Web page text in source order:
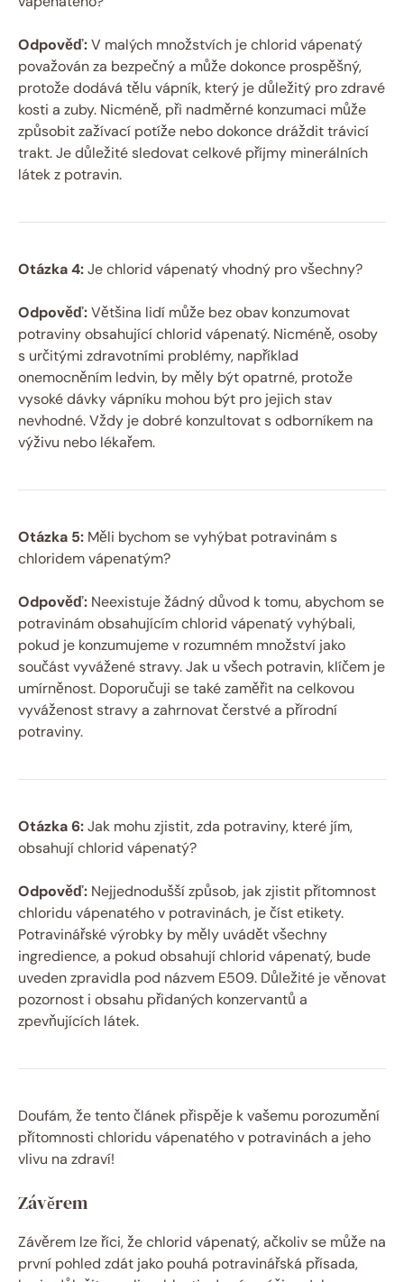
Odpověď:V malých množstvích je chlorid vápenatý
považován za bezpečný a může dokonce prospěšný,
protože dodává tělu vápník, který je důležitý pro zdravé
kosti a zuby. Nicméně, při nadměrné konzumaci může
způsobit zažívací potíže nebo dokonce dráždit trávicí
trakt. Je důležité sledovat celkové příjmy minerálních
látek z potravin.
Otázka 4:Je chlorid vápenatý vhodný pro všechny?
Odpověď:Většina lidí může bez obav konzumovat
potraviny obsahující chlorid vápenatý. Nicméně, osoby
s určitými zdravotními problémy, například
onemocněním ledvin, by měly být opatrné, protože
vysoké dávky vápníku mohou být pro jejich stav
nevhodné. Vždy je dobré konzultovat s odborníkem na
výživu nebo lékařem.
Otázka 5: Měli bychom se vyhýbat potravinám s
chloridem vápenatým?
Odpověď: Neexistuje žádný důvod k tomu, abychom se
potravinám obsahujícím chlorid vápenatý vyhýbali,
pokud je konzumujeme v rozumném množství jako
součást vyvážené stravy. Jak u všech potravin, klíčem je
umírněnost. Doporučuji se také zaměřit na celkovou
vyváženost stravy a zahrnovat čerstvé a přírodní
potraviny.
Otázka 6:Jak mohu zjistit, zda potraviny, které jím,
obsahují chlorid vápenatý?
Odpověď: Nejjednodušší způsob, jak zjistit přítomnost
chloridu vápenatého v potravinách, je číst etikety.
Potravinářské výrobky by měly uvádět všechny
ingredience, a pokud obsahují chlorid vápenatý, bude
uveden zpravidla pod názvem E509. Důležité je věnovat
pozornost i obsahu přidaných konzervantů a
zpevňujících látek.
Doufám, že tento článek přispěje k vašemu porozumění
přítomnosti chloridu vápenatého v potravinách a jeho
vlivu na zdraví!
Závěrem
Závěrem lze říci, že chlorid vápenatý, ačkoliv se může na
první pohled zdát jako pouhá potravinářská přísada,